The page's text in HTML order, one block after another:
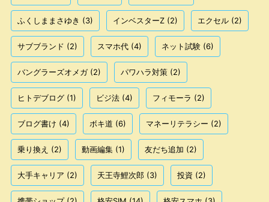
ふくしままさゆき (3) インベスターZ (2) エクセル (2)
サブブランド (2) スマホ代 (4) ネット試験 (6)
バングラーズオメガ(2) パワハラ対策 (2)
ヒトデブログ (1) ビジ法 (4) フィモーラ (2)
ブログ書け (4) ボキ道 (6) マネーリテラシー (2)
乗り換え (2) 動画編集 (1) 友だち追加 (2)
大手キャリア (2) 天王寺鯉次郎 (3) 投資 (2)